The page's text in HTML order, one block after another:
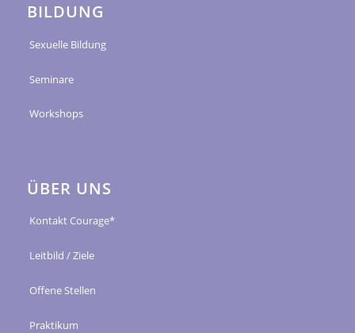
BILDUNG
Sexuelle Bildung
Seminare
Workshops
ÜBER UNS
Kontakt Courage*
Leitbild / Ziele
Offene Stellen
Praktikum